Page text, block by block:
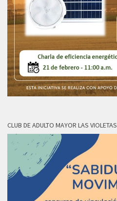
CLUB DE ADULTO MAYOR LAS VIOLETAS